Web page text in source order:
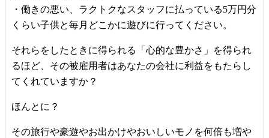
・働きの悪い、ラクトクなスタッフに払っている5万円分
くらい子供と毎月どこかに遊びに行ってください。
それらをしたときに得られる「心的な豊かさ」を得られ
るほど、その被雇用者はあなたの会社に利益をもたらし
てくれていますか？
ほんとに？
その旅行や豪遊やお出かけやおいしいモノを何倍も増や